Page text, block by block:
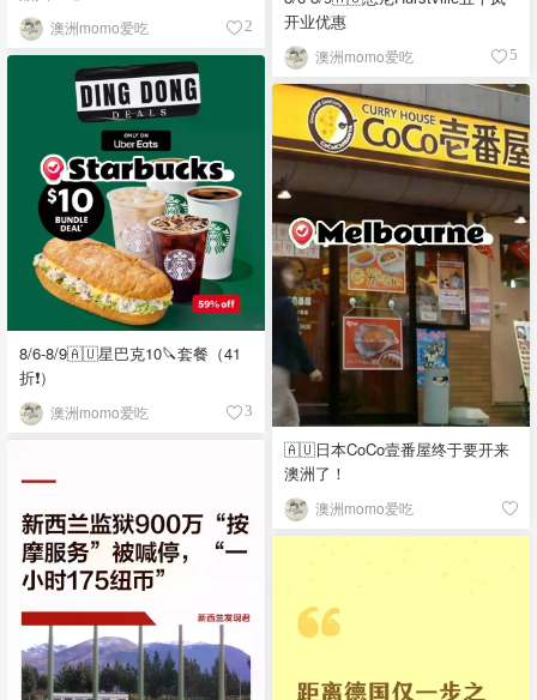
澳洲momo爱吃 2
开业优惠
澳洲momo爱吃 5
8/6-8/9🇦🇺星巴克10🔪套餐（41
折❗）
澳洲momo爱吃 3
🇦🇺日本CoCo壹番屋终于要开来
澳洲了！
澳洲momo爱吃